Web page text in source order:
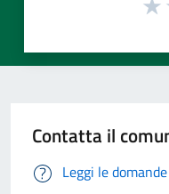
Contatta il
Leggi le